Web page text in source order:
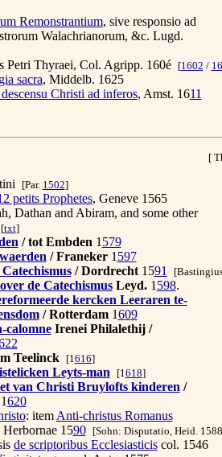
Remonstrantium, sive responsio ad
Walachrianorum, &c. Lugd.
Thyraei, Col. Agripp. 160é [1602 /
sacra, Middelb. 1625
Christi ad inferos, Amst. 1611
[
[Par. 1502]
petits Prophetes, Geneve 1565
Dathan and Abiram, and some other
[txt]
/ tot Embden 1 579
/ Franeker 1 597
/ Dordrecht 1591
over de CatechismusLeyd. 1 598.
kercken Leeraren te-
/ Rotterdam 1609
calomneIrenei Philalethij /
Teelinck [1616]
Leyts-man [1618]
van Christi Bruylofts kinderen /
1620
: item Anti-christus Romanus
1590 [Sohn: Disputatio, Heid.
de scriptoribus Ecclesiasticiscol. 1546